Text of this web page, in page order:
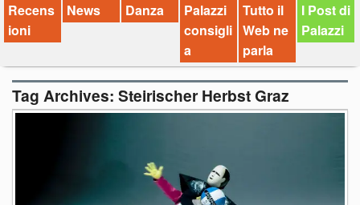
Video
Chi siamo
Contatti
Recens
ioni
News Danza
Palazzi
consigli
a
Tutto il
Web ne
parla
I Post di
Palazzi
Tag Archives: Steirischer Herbst Graz